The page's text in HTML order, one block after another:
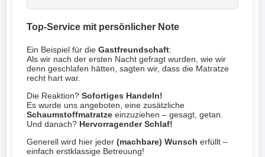
Top-Service mit persönlicher Note
Ein Beispiel für dieGastfreundschaft:
Als wir nach der ersten Nacht gefragt wurden, wie wir
denn geschlafen hätten, sagten wir, dass die Matratze
recht hart war.
Die Reaktion?Sofortiges Handeln!
Es wurde uns angeboten, eine zusätzliche
Schaumstoffmatratze einzuziehen – gesagt, getan.
Und danach? Hervorragender Schlaf!
Generell wird hier jeder(machbare) Wunsch erfüllt –
einfach erstklassige Betreuung!